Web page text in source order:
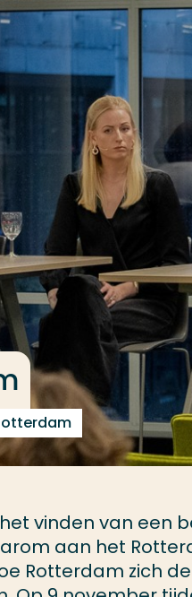
vinden van een
aan het
Rotterdam zich